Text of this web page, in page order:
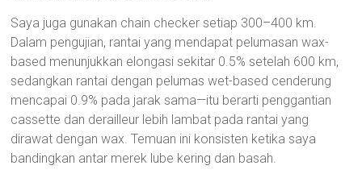
Saya juga gunakan chain checker setiap 300–400 km.
Dalam pengujian, rantai yang mendapat pelumasan wax-
based menunjukkan elongasi sekitar 0.5% setelah 600 km,
sedangkan rantai dengan pelumas wet-based cenderung
mencapai 0.9% pada jarak sama—itu berarti penggantian
cassette dan derailleur lebih lambat pada rantai yang
dirawat dengan wax. Temuan ini konsisten ketika saya
bandingkan antar merek lube kering dan basah.